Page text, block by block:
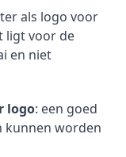
als logo voor
ligt voor de
en niet
logo: een goed
kunnen worden